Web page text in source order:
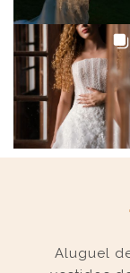
Aluguel